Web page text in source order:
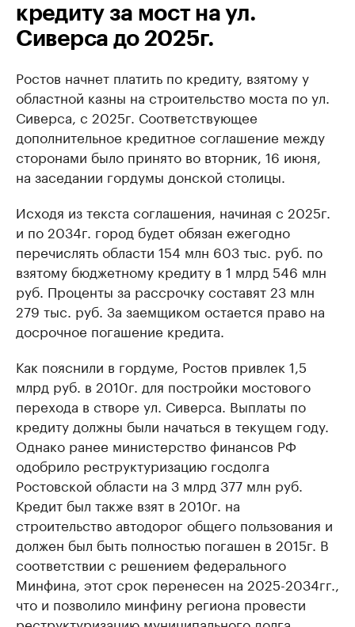
кредиту за мост на ул.
Сиверса до 2025г.
Ростов начнет платить по кредиту, взятому у
областной казны на строительство моста по ул.
Сиверса, с 2025г. Соответствующее
дополнительное кредитное соглашение между
сторонами было принято во вторник, 16 июня,
на заседании гордумы донской столицы.
Исходя из текста соглашения, начиная с 2025г.
и по 2034г. город будет обязан ежегодно
перечислять области 154 млн 603 тыс. руб. по
взятому бюджетному кредиту в 1 млрд 546 млн
руб. Проценты за рассрочку составят 23 млн
279 тыс. руб. За заемщиком остается право на
досрочное погашение кредита.
Как пояснили в гордуме, Ростов привлек 1,5
млрд руб. в 2010г. для постройки мостового
перехода в створе ул. Сиверса. Выплаты по
кредиту должны были начаться в текущем году.
Однако ранее министерство финансов РФ
одобрило реструктуризацию госдолга
Ростовской области на 3 млрд 377 млн руб.
Кредит был также взят в 2010г. на
строительство автодорог общего пользования и
должен был быть полностью погашен в 2015г. В
соответствии с решением федерального
Минфина, этот срок перенесен на 2025-2034гг.,
что и позволило минфину региона провести